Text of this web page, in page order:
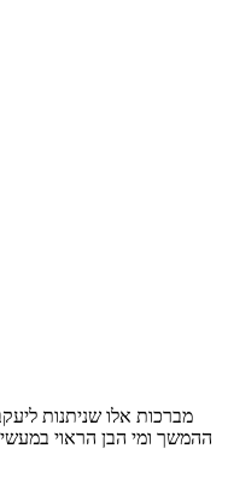
מברכות אלו שניתנות
ההמשך ומי הבן הראוי